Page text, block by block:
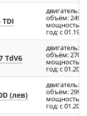
двигатель:
объём: 2496
мощность:
год: с 01.1999
TdV6
двигатель:
объём: 2700
мощность:
год: с
(лев)
двигатель:
объём: 2994
мощность:
год: с 01.2010